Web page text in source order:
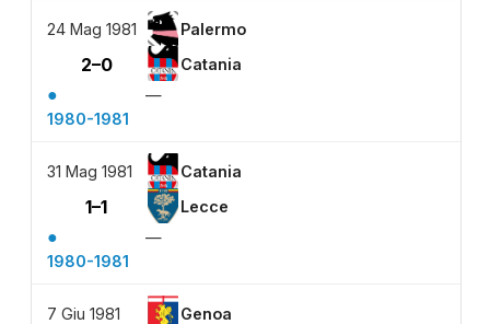
24 Mag 1981 Palermo
2–0 Catania
●
—
1980-1981
31 Mag 1981 Catania
1–1 Lecce
●
—
1980-1981
7 Giu 1981 Genoa